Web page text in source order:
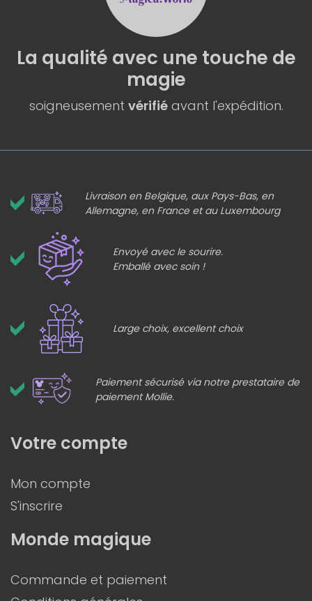
La qualité avec une touche de
magie
soigneusement vérifiéavant l'expédition.
Livraison en Belgique, aux Pays-Bas, en
Allemagne, en France et au Luxembourg
Envoyé avec le sourire.
Emballé avec soin !
Large choix, excellent choix
Paiement sécurisé via notre prestataire de
paiement Mollie.
Monde magique
Commande et paiement
Votre compte
Mon compte
S'inscrire